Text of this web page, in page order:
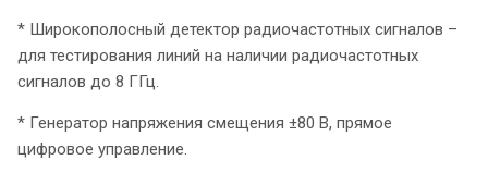
* Широкополосный детектор радиочастотных сигналов –
для тестирования линий на наличии радиочастотных
сигналов до 8 ГГц.
* Генератор напряжения смещения ±80 В, прямое
цифровое управление.